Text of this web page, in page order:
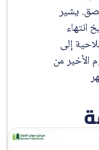
يشير
انتهاء
إلى
الأخير من